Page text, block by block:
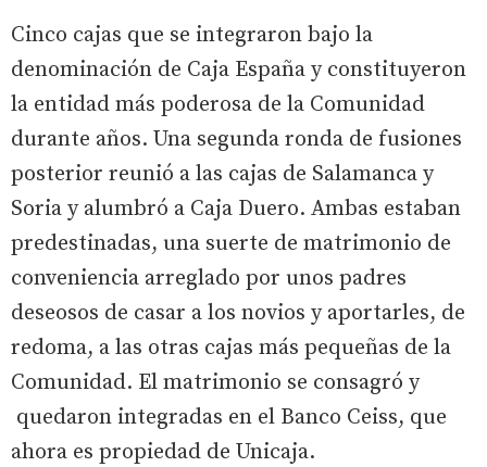
Cinco cajas que se integraron bajo la
denominación de Caja España y constituyeron
la entidad más poderosa de la Comunidad
durante años. Una segunda ronda de fusiones
posterior reunió a las cajas de Salamanca y
Soria y alumbró a Caja Duero. Ambas estaban
predestinadas, una suerte de matrimonio de
conveniencia arreglado por unos padres
deseosos de casar a los novios y aportarles, de
redoma, a las otras cajas más pequeñas de la
Comunidad. El matrimonio se consagró y
quedaron integradas en el Banco Ceiss, que
ahora es propiedad de Unicaja.